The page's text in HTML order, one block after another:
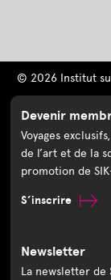
© 2026 Institut
Devenir
Voyages
de l’art et de la
promotion de
S’inscrire
Newsletter
La newsletter de